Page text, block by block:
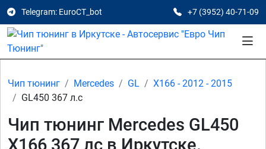
Telegram: EuroCT_bot +7 (3952) 40-71-09
Чип тюнинг Mercedes GL
X166 - 2012 - 2015
GL450 367 л.с
Чип тюнинг Mercedes GL450
X166 367 лс в Иркутске.